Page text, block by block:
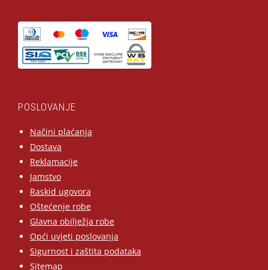
POSLOVANJE
Načini plaćanja
Dostava
Reklamacije
Jamstvo
Raskid ugovora
Oštećenje robe
Glavna obilježja robe
Opći uvjeti poslovanja
Sigurnost i zaštita podataka
Sitemap